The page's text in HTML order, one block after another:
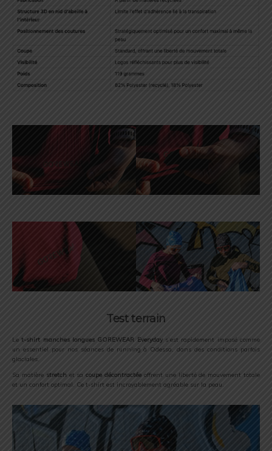
Test terrain
Let-shirt manches longues GOREWEAR Everyday s’est rapidement imposé comme
un essentiel pour nos séances de running à Odessa, dans des conditions parfois
glaciales.
Sa matière stretch et sacoupe décontractée offrent une liberté de mouvement totale
et un confort optimal. Ce t-shirt est incroyablement agréable sur la peau.